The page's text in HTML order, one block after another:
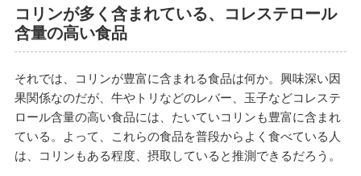
コリンが多く含まれている、コレステロール
含量の高い食品
それでは、コリンが豊富に含まれる食品は何か。興味深い因
果関係なのだが、牛やトリなどのレバー、玉子などコレステ
ロール含量の高い食品には、たいていコリンも豊富に含まれ
ている。よって、これらの食品を普段からよく食べている人
は、コリンもある程度、摂取していると推測できるだろう。